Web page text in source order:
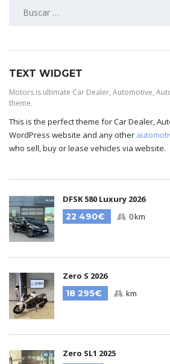
TEXT WIDGET
Motors is ultimate Car Dealer, Automotive,
theme.
This is the perfect theme for Car Dealer,
WordPress website and any other
who sell, buy or lease vehicles via website.
DFSK 580 Luxury 2026
22 490€
0 km
Zero S 2026
18 295€
km
Zero SL1 2025